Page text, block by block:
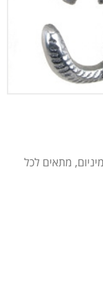
מתאים לכל